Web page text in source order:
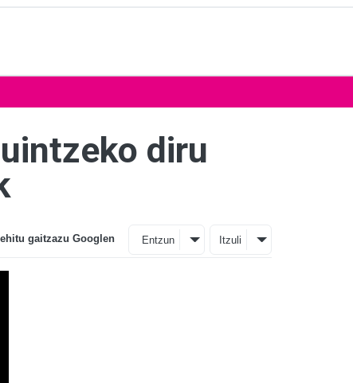
diru
gaitzazu Googlen Entzun Itzuli